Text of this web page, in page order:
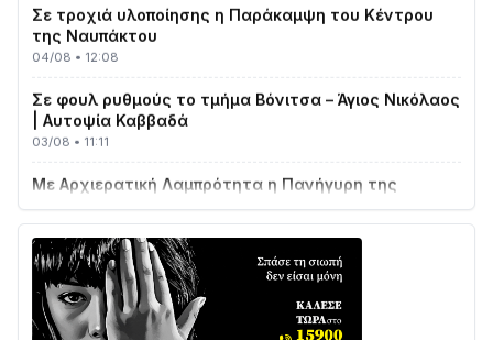
της Ναυπάκτου
04/08 • 12:08
| Αυτοψία Καββαδά
03/08 • 11:11
Μεταμορφώσεως του Σωτήρος στο Γολέμι
Ενισχύεται η Πολιτική Προστασία στο Δήμο Αγρινίου
με δύο νέα υδροφόρα οχήματα
02/08 • 18:26
Διαβάστε την «Ναυπακτία» που κυκλοφορεί